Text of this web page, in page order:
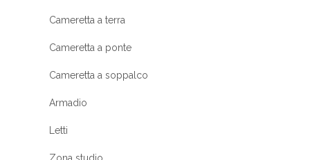
Cameretta a terra
Cameretta a ponte
Cameretta a soppalco
Armadio
Letti